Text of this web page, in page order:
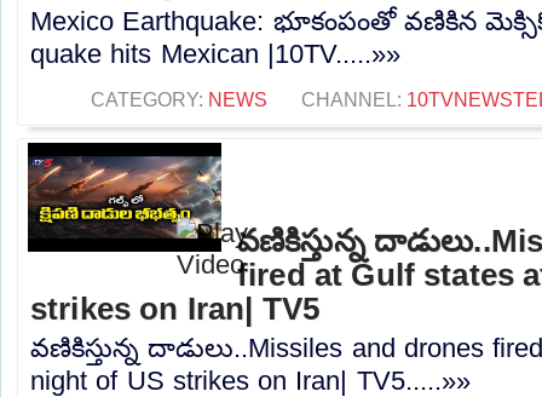
Mexico Earthquake: భూకంపంతో వణికిన
quake hits Mexican |10TV.....»»
CATEGORY: NEWS CHANNEL:
వణికిస్తున్న
fired at Gulf states
strikes on Iran| TV5
వణికిస్తున్న దాడులు..Missiles and drones
night of US strikes on Iran| TV5.....»»